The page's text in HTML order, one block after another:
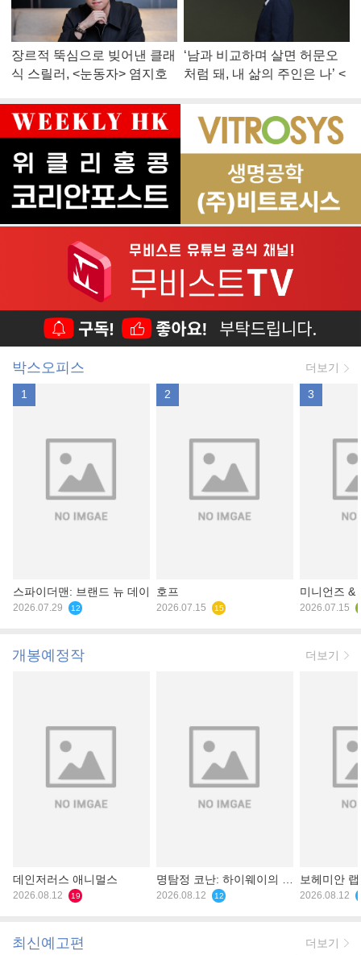
장르적 뚝심으로 빚어낸 클래
식 스릴러, <눈동자> 염지호
‘남과 비교하며 살면 허문오
처럼 돼, 내 삶의 주인은 나’ <
박스오피스 더보기
1
스파이더맨: 브랜드 뉴 데이
2026.07.29 12
2
호프
2026.07.15 15
3
미니언즈 &
2026.07.15
개봉예정작 더보기
데인저러스 애니멀스
2026.08.12 19
명탐정 코난: 하이웨이의 타
천사
2026.08.12 12
보헤미안
2026.08.12
최신예고편 더보기